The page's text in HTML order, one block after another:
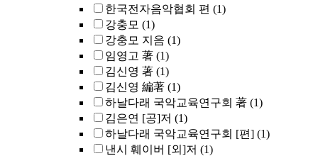
한국전자음악협회 편 (1)
강충모 (1)
강충모 지음 (1)
임영고 著 (1)
김신영 著 (1)
김신영 編著 (1)
하날다래 국악교육연구회 著 (1)
김은연 [공]저 (1)
하날다래 국악교육연구회 [편] (1)
낸시 훼이버 [외]저 (1)